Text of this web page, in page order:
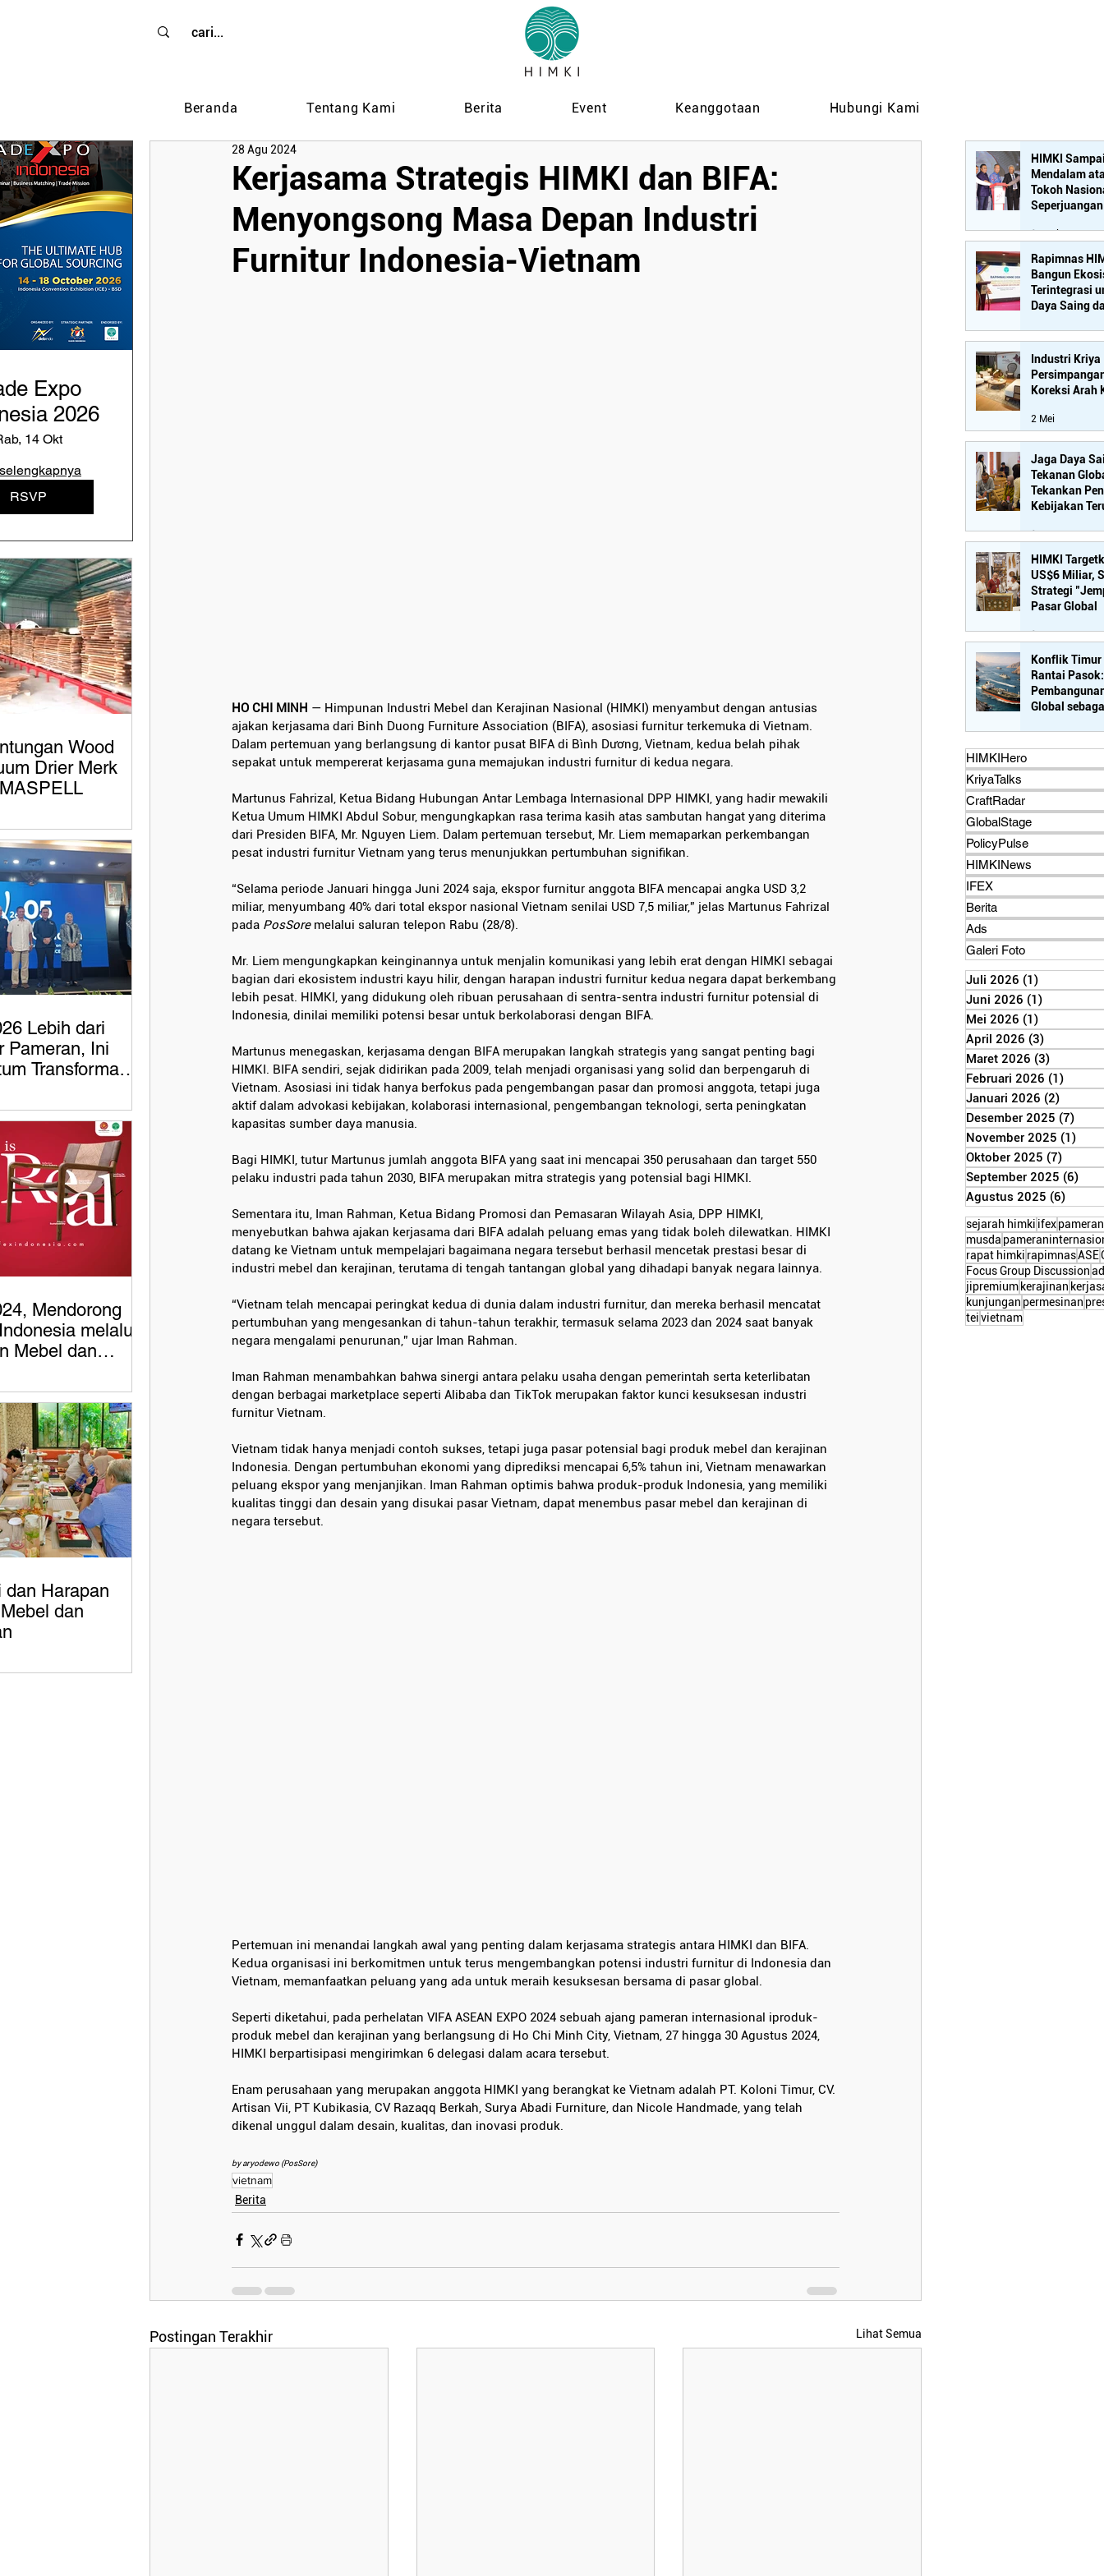
Beranda Tentang Kami Berita Event Keanggotaan Hubungi Kami
Expo
2026
14 Okt
RSVP
Wood
Drier Merk
MASPELL
Lebih dari
Pameran, Ini
Transformasi
Mendorong
melalui
Mebel dan
dan Harapan
dan
Kerjasama Strategis HIMKI dan BIFA:
Menyongsong Masa Depan Industri
Furnitur Indonesia-Vietnam
28 Agu 2024
HO CHI MINH — Himpunan Industri Mebel dan Kerajinan Nasional (HIMKI) menyambut dengan antusias
ajakan kerjasama dari Binh Duong Furniture Association (BIFA), asosiasi furnitur terkemuka di Vietnam.
Dalam pertemuan yang berlangsung di kantor pusat BIFA di Bình Dương, Vietnam, kedua belah pihak
sepakat untuk mempererat kerjasama guna memajukan industri furnitur di kedua negara.
Martunus Fahrizal, Ketua Bidang Hubungan Antar Lembaga Internasional DPP HIMKI, yang hadir mewakili
Ketua Umum HIMKI Abdul Sobur, mengungkapkan rasa terima kasih atas sambutan hangat yang diterima
dari Presiden BIFA, Mr. Nguyen Liem. Dalam pertemuan tersebut, Mr. Liem memaparkan perkembangan
pesat industri furnitur Vietnam yang terus menunjukkan pertumbuhan signifikan.
“Selama periode Januari hingga Juni 2024 saja, ekspor furnitur anggota BIFA mencapai angka USD 3,2
miliar, menyumbang 40% dari total ekspor nasional Vietnam senilai USD 7,5 miliar,” jelas Martunus Fahrizal
pada PosSore melalui saluran telepon Rabu (28/8).
Mr. Liem mengungkapkan keinginannya untuk menjalin komunikasi yang lebih erat dengan HIMKI sebagai
bagian dari ekosistem industri kayu hilir, dengan harapan industri furnitur kedua negara dapat berkembang
lebih pesat. HIMKI, yang didukung oleh ribuan perusahaan di sentra-sentra industri furnitur potensial di
Indonesia, dinilai memiliki potensi besar untuk berkolaborasi dengan BIFA.
Martunus menegaskan, kerjasama dengan BIFA merupakan langkah strategis yang sangat penting bagi
HIMKI. BIFA sendiri, sejak didirikan pada 2009, telah menjadi organisasi yang solid dan berpengaruh di
Vietnam. Asosiasi ini tidak hanya berfokus pada pengembangan pasar dan promosi anggota, tetapi juga
aktif dalam advokasi kebijakan, kolaborasi internasional, pengembangan teknologi, serta peningkatan
kapasitas sumber daya manusia.
Bagi HIMKI, tutur Martunus jumlah anggota BIFA yang saat ini mencapai 350 perusahaan dan target 550
pelaku industri pada tahun 2030, BIFA merupakan mitra strategis yang potensial bagi HIMKI.
Sementara itu, Iman Rahman, Ketua Bidang Promosi dan Pemasaran Wilayah Asia, DPP HIMKI,
menyebutkan bahwa ajakan kerjasama dari BIFA adalah peluang emas yang tidak boleh dilewatkan. HIMKI
datang ke Vietnam untuk mempelajari bagaimana negara tersebut berhasil mencetak prestasi besar di
industri mebel dan kerajinan, terutama di tengah tantangan global yang dihadapi banyak negara lainnya.
“Vietnam telah mencapai peringkat kedua di dunia dalam industri furnitur, dan mereka berhasil mencatat
pertumbuhan yang mengesankan di tahun-tahun terakhir, termasuk selama 2023 dan 2024 saat banyak
negara mengalami penurunan,” ujar Iman Rahman.
Iman Rahman menambahkan bahwa sinergi antara pelaku usaha dengan pemerintah serta keterlibatan
dengan berbagai marketplace seperti Alibaba dan TikTok merupakan faktor kunci kesuksesan industri
furnitur Vietnam.
Vietnam tidak hanya menjadi contoh sukses, tetapi juga pasar potensial bagi produk mebel dan kerajinan
Indonesia. Dengan pertumbuhan ekonomi yang diprediksi mencapai 6,5% tahun ini, Vietnam menawarkan
peluang ekspor yang menjanjikan. Iman Rahman optimis bahwa produk-produk Indonesia, yang memiliki
kualitas tinggi dan desain yang disukai pasar Vietnam, dapat menembus pasar mebel dan kerajinan di
negara tersebut.
Pertemuan ini menandai langkah awal yang penting dalam kerjasama strategis antara HIMKI dan BIFA.
Kedua organisasi ini berkomitmen untuk terus mengembangkan potensi industri furnitur di Indonesia dan
Vietnam, memanfaatkan peluang yang ada untuk meraih kesuksesan bersama di pasar global.
Seperti diketahui, pada perhelatan VIFA ASEAN EXPO 2024 sebuah ajang pameran internasional iproduk-
produk mebel dan kerajinan yang berlangsung di Ho Chi Minh City, Vietnam, 27 hingga 30 Agustus 2024,
HIMKI berpartisipasi mengirimkan 6 delegasi dalam acara tersebut.
Enam perusahaan yang merupakan anggota HIMKI yang berangkat ke Vietnam adalah PT. Koloni Timur, CV.
Artisan Vii, PT Kubikasia, CV Razaqq Berkah, Surya Abadi Furniture, dan Nicole Handmade, yang telah
dikenal unggul dalam desain, kualitas, dan inovasi produk.
by aryodewo (PosSore)
vietnam
Berita
Postingan Terakhir Lihat Semua
HIMKI
Mendalam
Tokoh
10 Jul
Rapimnas
Bangun
Terintegrasi
Daya Saing
6 Jun
Industri
Koreksi Arah
2 Mei
Jaga Daya
Tekanan
Tekankan
Kebijakan
15 Apr
HIMKI
US$6 Miliar,
Strategi
Pasar Global
14 Apr
Konflik
Rantai
Global
6 Apr
HIMKIHero
KriyaTalks
CraftRadar
GlobalStage
PolicyPulse
HIMKINews
IFEX
Berita
Ads
Galeri Foto
Juli 2026 (1)
Juni 2026 (1)
Mei 2026 (1)
April 2026 (3)
Maret 2026 (3)
Februari 2026 (1)
Januari 2026 (2)
Desember 2025 (7)
November 2025 (1)
Oktober 2025 (7)
September 2025 (6)
Agustus 2025 (6)
sejarah himki ifexpameran
musda
rapat himki rapimnasASE
Focus Group Discussion
jipremium kerajinan
kunjungan permesinan
teivietnam